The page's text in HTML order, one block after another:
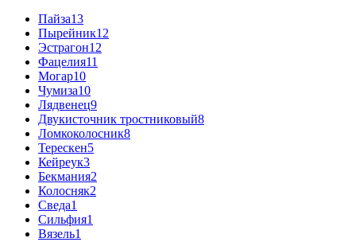
Пайза13
Пырейник12
Эстрагон12
Фацелия11
Могар10
Чумиза10
Лядвенец9
Двукисточник тростниковый8
Ломкоколосник8
Терескен5
Кейреук3
Бекмания2
Колосняк2
Сведа1
Сильфия1
Вязель1